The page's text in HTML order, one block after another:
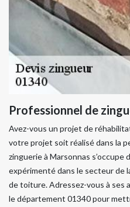
Professionnel de
Avez-vous un projet de
votre projet soit réalisé dans la
zinguerie à Marsonnas s’occupe
expérimenté dans le secteur de
de toiture. Adressez-vous à ses
le département 01340 pour